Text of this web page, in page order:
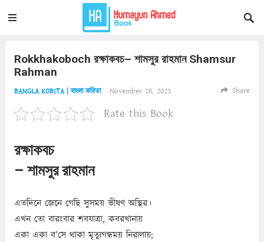
Rokkhakoboch রক্ষাকবচ– শামসুর রাহমান Shamsur
Rahman
BANGLA KOBITA | বাংলা কবিতা November 28, 2023 Share
Rate this Book
রক্ষাকবচ
– শামসুর রাহমান
এতদিনে জেনে গেছি সুসময় ভীষণ অস্থির।
এখন তো বারংবার শবযাত্রা, কবরখানায়
একা একা ব’সে থাকা মৃত্যুগন্ধময় নিরালায়;